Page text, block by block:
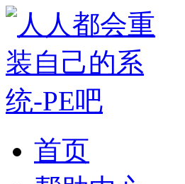
首页